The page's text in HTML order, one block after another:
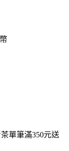
單筆滿350元送